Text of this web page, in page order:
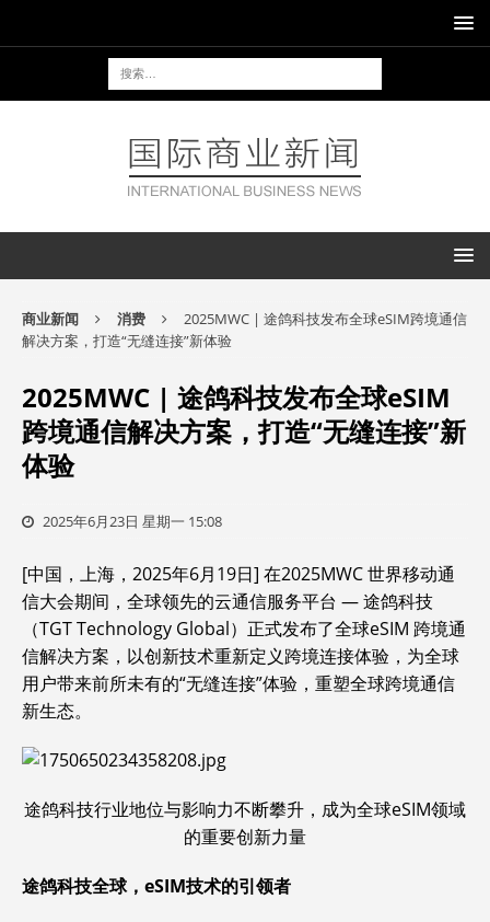
商业新闻 消费
2025MWC | 途鸽科技发布全球eSIM跨境通信
解决方案，打造“无缝连接”新体验
2025MWC | 途鸽科技发布全球eSIM
跨境通信解决方案，打造“无缝连接”新
体验
2025年6月23日 星期一 15:08
[中国，上海，2025年6月19日] 在2025MWC 世界移动通
信大会期间，全球领先的云通信服务平台 — 途鸽科技
（TGT Technology Global）正式发布了全球eSIM 跨境通
信解决方案，以创新技术重新定义跨境连接体验，为全球
用户带来前所未有的“无缝连接”体验，重塑全球跨境通信
新生态。
途鸽科技行业地位与影响力不断攀升，成为全球eSIM领域
的重要创新力量
途鸽科技全球，eSIM技术的引领者